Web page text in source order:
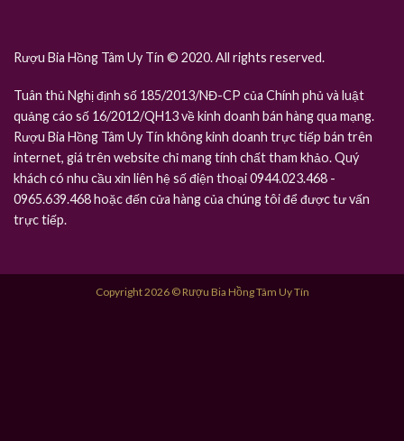
Rượu Bia Hồng Tâm Uy Tín © 2020. All rights reserved.
Tuân thủ Nghị định số 185/2013/NĐ-CP của Chính phủ và luật
quảng cáo số 16/2012/QH13 về kinh doanh bán hàng qua mạng.
Rượu Bia Hồng Tâm Uy Tín không kinh doanh trực tiếp bán trên
internet, giá trên website chỉ mang tính chất tham khảo. Quý
khách có nhu cầu xin liên hệ số điện thoại 0944.023.468 -
0965.639.468 hoặc đến cửa hàng của chúng tôi để được tư vấn
trực tiếp.
Copyright 2026 © Rượu Bia Hồng Tâm Uy Tín